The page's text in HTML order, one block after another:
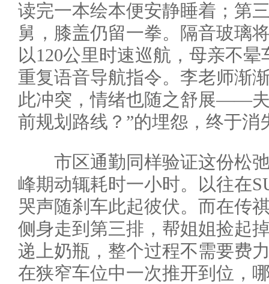
读完一本绘本便安静睡着；第
舅，膝盖仍留一拳。隔音玻璃
以120公里时速巡航，母亲不
重复语音导航指令。李老师渐
此冲突，情绪也随之舒展——
前规划路线？”的埋怨，终于消
市区通勤同样验证这份松弛
峰期动辄耗时一小时。以往在
哭声随刹车此起彼伏。而在传
侧身走到第三排，帮姐姐捡起
递上奶瓶，整个过程不需要费
在狭窄车位中一次推开到位，